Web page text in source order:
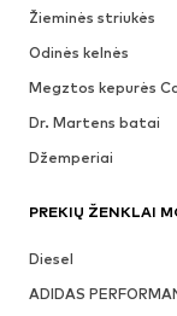
Žieminės striukės
Odinės kelnės
Megztos kepurės
Dr. Martens batai
Džemperiai
PREKIŲ ŽENKLAI
Diesel
ADIDAS